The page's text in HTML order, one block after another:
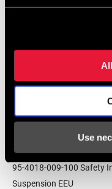
Use
Instrucciones De
Italiano, Français,
348 KB
95-4018-009-100 Safety
Suspension EEU